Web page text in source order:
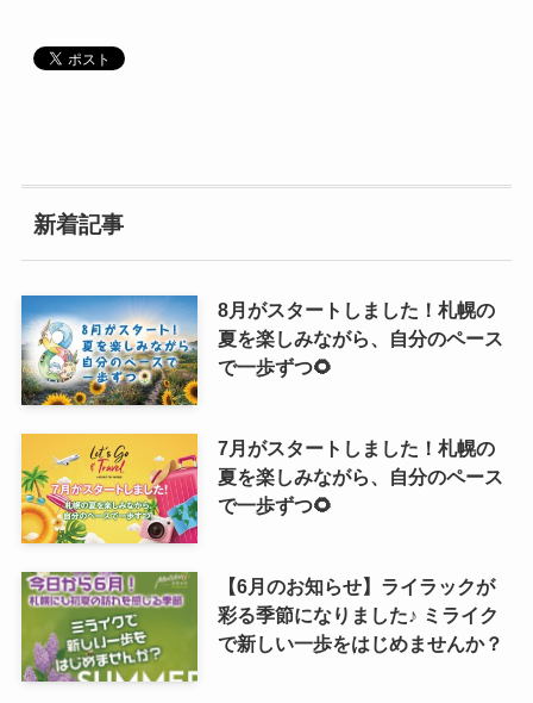
新着記事
8月がスタートしました！札幌の
夏を楽しみながら、自分のペース
で一歩ずつ🌻
7月がスタートしました！札幌の
夏を楽しみながら、自分のペース
で一歩ずつ🌻
【6月のお知らせ】ライラックが
彩る季節になりました♪ ミライク
で新しい一歩をはじめませんか？